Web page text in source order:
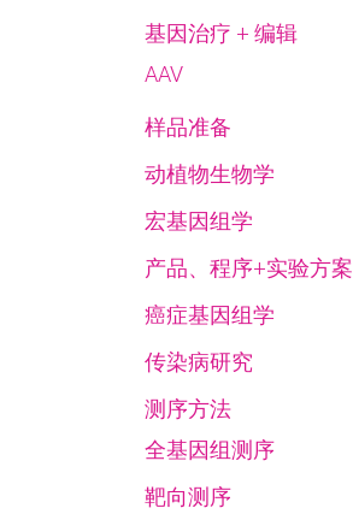
基因治疗 + 编辑
AAV
样品准备
动植物生物学
宏基因组学
产品、程序+实验方案
癌症基因组学
传染病研究
测序方法
全基因组测序
靶向测序